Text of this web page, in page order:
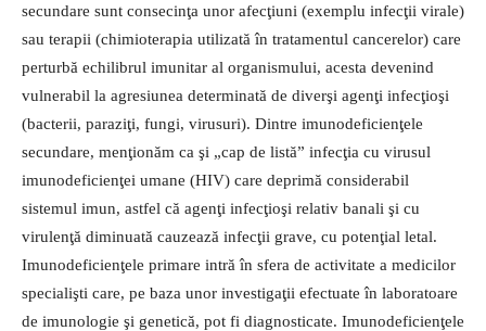
secundare sunt consecinţa unor afecţiuni (exemplu infecţii virale)
sau terapii (chimioterapia utilizată în tratamentul cancerelor) care
perturbă echilibrul imunitar al organismului, acesta devenind
vulnerabil la agresiunea de­terminată de diverşi agenţi in­fecţioşi
(bacterii, paraziţi, fungi, virusuri). Dintre imunodeficienţele
secundare, menţionăm ca şi „cap de listă” infecţia cu virusul
imunodeficienţei umane (HIV) care deprimă considerabil
sistemul imun, astfel că agenţi infecţioşi relativ banali şi cu
virulenţă di­minuată cauzează infecţii grave, cu potenţial letal.
Imunodeficienţele primare intră în sfera de activitate a medicilor
specialişti care, pe baza unor investigaţii efectuate în laboratoare
de imunologie şi genetică, pot fi diagnosticate. Imunodeficienţele